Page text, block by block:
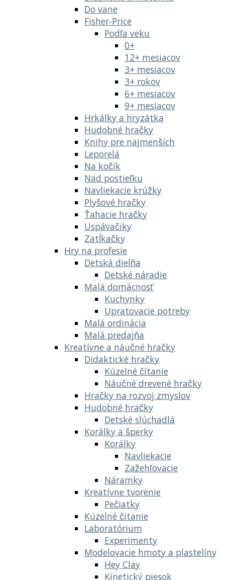
Do vane
Fisher-Price
Podľa veku
0+
12+ mesiacov
3+ mesiacov
3+ rokov
6+ mesiacov
9+ mesiacov
Hrkálky a hryzátka
Hudobné hračky
Knihy pre najmenších
Leporelá
Na kočík
Nad postieľku
Navliekacie krúžky
Plyšové hračky
Ťahacie hračky
Uspávačiky
Zatĺkačky
Hry na profesie
Detská dielňa
Detské náradie
Malá domácnosť
Kuchynky
Upratovacie potreby
Malá ordinácia
Malá predajňa
Kreatívne a náučné hračky
Didaktické hračky
Kúzelné čítanie
Náučné drevené hračky
Hračky na rozvoj zmyslov
Hudobné hračky
Detské slúchadlá
Korálky a šperky
Korálky
Navliekacie
Zažehľovacie
Náramky
Kreatívne tvorenie
Pečiatky
Kúzelné čítanie
Laboratórium
Experimenty
Modelovacie hmoty a plastelíny
Hey Clay
Kinetický piesok